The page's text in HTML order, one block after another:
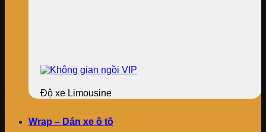
Độ xe Limousine
Wrap – Dán xe ô tô